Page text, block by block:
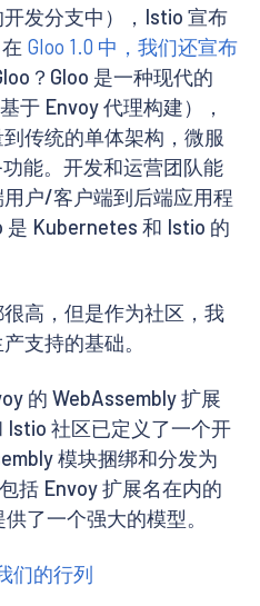
开发分支中），Istio 宣布
Gloo 1.0 中，我们还宣布
？Gloo 是一种现代的
于 Envoy 代理构建），
传统的单体架构，微服
能。开发和运营团队能
户/客户端到后端应用程
是 Kubernetes 和 Istio 的
高，但是作为社区，我
支持的基础。
的 WebAssembly 扩展
Istio 社区已定义了一个开
模块捆绑和分发为
括 Envoy 扩展名在内的
了一个强大的模型。
们的行列